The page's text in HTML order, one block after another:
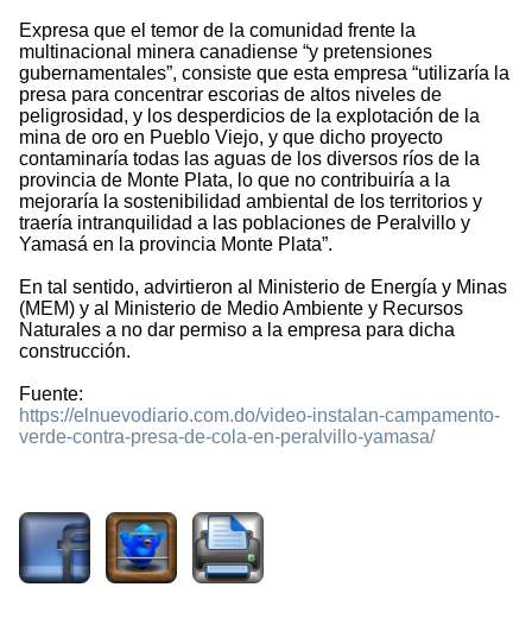
Expresa que el temor de la comunidad frente la
multinacional minera canadiense “y pretensiones
gubernamentales”, consiste que esta empresa “utilizaría la
presa para concentrar escorias de altos niveles de
peligrosidad, y los desperdicios de la explotación de la
mina de oro en Pueblo Viejo, y que dicho proyecto
contaminaría todas las aguas de los diversos ríos de la
provincia de Monte Plata, lo que no contribuiría a la
mejoraría la sostenibilidad ambiental de los territorios y
traería intranquilidad a las poblaciones de Peralvillo y
Yamasá en la provincia Monte Plata”.
En tal sentido, advirtieron al Ministerio de Energía y Minas
(MEM) y al Ministerio de Medio Ambiente y Recursos
Naturales a no dar permiso a la empresa para dicha
construcción.
Fuente:
https://elnuevodiario.com.do/video-instalan-campamento-
verde-contra-presa-de-cola-en-peralvillo-yamasa/